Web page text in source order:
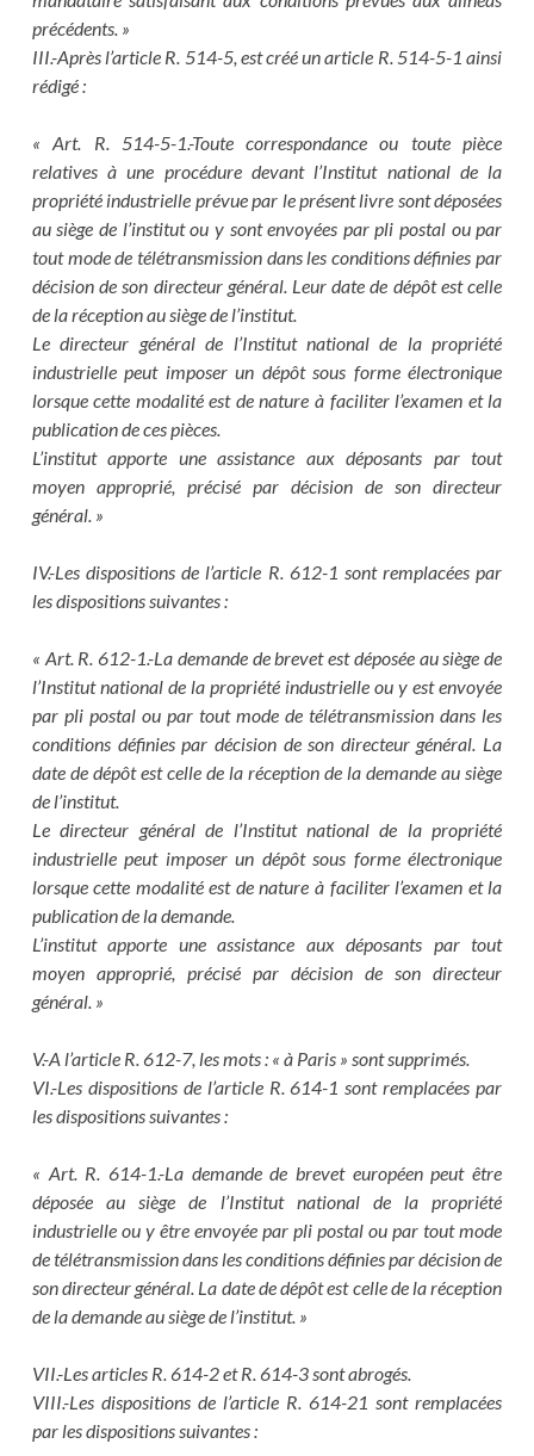
précédents. »
III.-Après l’article R. 514-5, est créé un article R. 514-5-1 ainsi
rédigé :
« Art. R. 514-5-1.-Toute correspondance ou toute pièce
relatives à une procédure devant l’Institut national de la
propriété industrielle prévue par le présent livre sont déposées
au siège de l’institut ou y sont envoyées par pli postal ou par
tout mode de télétransmission dans les conditions définies par
décision de son directeur général. Leur date de dépôt est celle
de la réception au siège de l’institut.
Le directeur général de l’Institut national de la propriété
industrielle peut imposer un dépôt sous forme électronique
lorsque cette modalité est de nature à faciliter l’examen et la
publication de ces pièces.
L’institut apporte une assistance aux déposants par tout
moyen approprié, précisé par décision de son directeur
général. »
IV.-Les dispositions de l’article R. 612-1 sont remplacées par
les dispositions suivantes :
« Art. R. 612-1.-La demande de brevet est déposée au siège de
l’Institut national de la propriété industrielle ou y est envoyée
par pli postal ou par tout mode de télétransmission dans les
conditions définies par décision de son directeur général. La
date de dépôt est celle de la réception de la demande au siège
de l’institut.
Le directeur général de l’Institut national de la propriété
industrielle peut imposer un dépôt sous forme électronique
lorsque cette modalité est de nature à faciliter l’examen et la
publication de la demande.
L’institut apporte une assistance aux déposants par tout
moyen approprié, précisé par décision de son directeur
général. »
V.-A l’article R. 612-7, les mots : « à Paris » sont supprimés.
VI.-Les dispositions de l’article R. 614-1 sont remplacées par
les dispositions suivantes :
« Art. R. 614-1.-La demande de brevet européen peut être
déposée au siège de l’Institut national de la propriété
industrielle ou y être envoyée par pli postal ou par tout mode
de télétransmission dans les conditions définies par décision de
son directeur général. La date de dépôt est celle de la réception
de la demande au siège de l’institut. »
VII.-Les articles R. 614-2 et R. 614-3 sont abrogés.
VIII.-Les dispositions de l’article R. 614-21 sont remplacées
par les dispositions suivantes :